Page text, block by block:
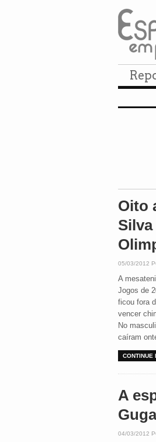
Oito
05/03/2012
A
Jogos de
ficou fora
vencer
No
caíram
CONTINUE
A
Guga
04/03/2012